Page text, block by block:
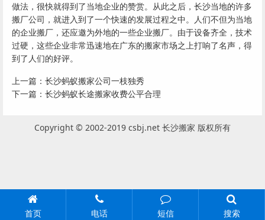
做法，很快就得到了当地企业的赞赏。从此之后，长沙当地的许多
搬厂公司，就进入到了一个快速的发展过程之中。人们不但为当地
的企业搬厂，还应邀为外地的一些企业搬厂。由于设备齐全，技术
过硬，这些企业非常迅速地在广东的搬家市场之上打响了名声，得
到了人们的好评。
上一篇： 长沙蚂蚁搬家公司一枝独秀
下一篇： 长沙蚂蚁长途搬家收费公平合理
Copyright © 2002-2019 csbj.net 长沙搬家 版权所有
首页 电话 短信 搜索